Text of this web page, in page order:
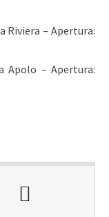
Riviera – Apertura:
Apolo – Apertura: